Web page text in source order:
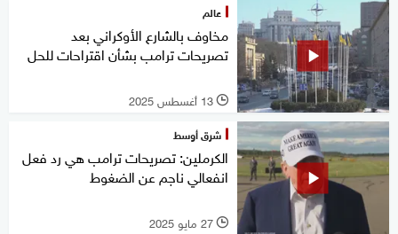
عالم
مخاوف بالشارع الأوكراني بعد
تصريحات ترامب بشأن اقتراحات للحل
l 13 أغسطس 2025
شرق أوسط
الكرملين: تصريحات ترامب هي رد فعل
انفعالي ناجم عن الضغوط
l 27 مايو 2025